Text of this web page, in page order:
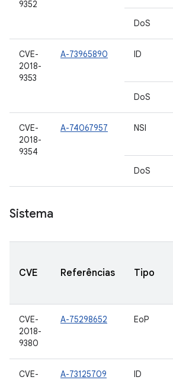
9352
DoS
CVE-
2018-
9353
A-73965890 ID
DoS
CVE-
2018-
9354
A-74067957 NSI
DoS
Sistema
CVE Referências Tipo
CVE-
2018-
9380
A-75298652 EoP
CVE-
A-73125709 ID